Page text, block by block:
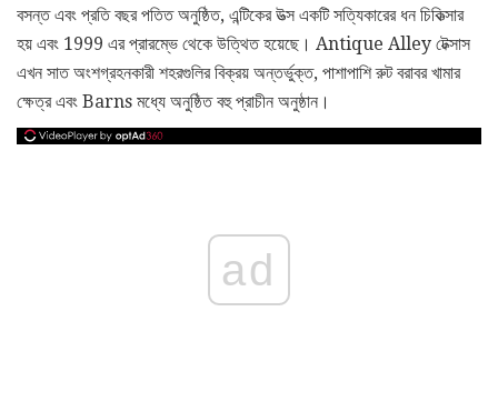
বসন্ত এবং প্রতি বছর পতিত অনুষ্ঠিত, এন্টিকের উত্স একটি সত্যিকারের ধন চিকিত্সার
হয় এবং 1999 এর প্রারম্ভে থেকে উত্থিত হয়েছে। Antique Alley টেক্সাস
এখন সাত অংশগ্রহনকারী শহরগুলির বিক্রয় অন্তর্ভুক্ত, পাশাপাশি রুট বরাবর খামার
ক্ষেত্র এবং Barns মধ্যে অনুষ্ঠিত বহু প্রাচীন অনুষ্ঠান।
ad